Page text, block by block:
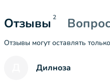
Отзывы 2
Отзывы могут оставлять
Дилноза